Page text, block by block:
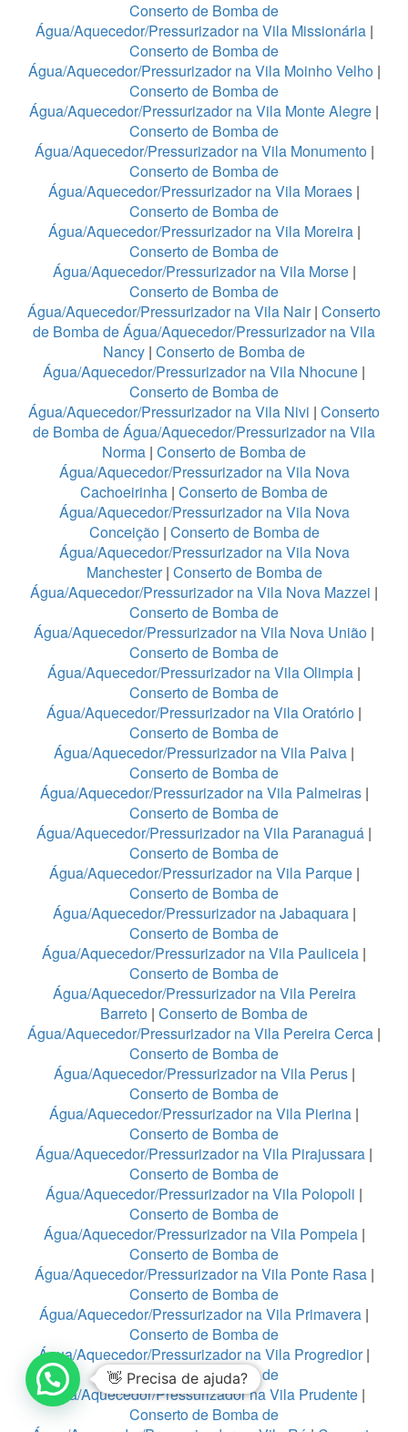
Conserto de Bomba de
Água/Aquecedor/Pressurizador na Vila Missionária|
Conserto de Bomba de
Água/Aquecedor/Pressurizador na Vila Moinho Velho|
Conserto de Bomba de
Água/Aquecedor/Pressurizador na Vila Monte Alegre |
Conserto de Bomba de
Água/Aquecedor/Pressurizador na Vila Monumento|
Conserto de Bomba de
Água/Aquecedor/Pressurizador na Vila Moraes |
Conserto de Bomba de
Água/Aquecedor/Pressurizador na Vila Moreira|
Conserto de Bomba de
Água/Aquecedor/Pressurizador na Vila Morse|
Conserto de Bomba de
Água/Aquecedor/Pressurizador na Vila Nair| Conserto
de Bomba de Água/Aquecedor/Pressurizador na Vila
Nancy | Conserto de Bomba de
Água/Aquecedor/Pressurizador na Vila Nhocune |
Conserto de Bomba de
Água/Aquecedor/Pressurizador na Vila Nivi | Conserto
de Bomba de Água/Aquecedor/Pressurizador na Vila
Norma | Conserto de Bomba de
Água/Aquecedor/Pressurizador na Vila Nova
Cachoeirinha | Conserto de Bomba de
Água/Aquecedor/Pressurizador na Vila Nova
Conceição| Conserto de Bomba de
Água/Aquecedor/Pressurizador na Vila Nova
Manchester| Conserto de Bomba de
Água/Aquecedor/Pressurizador na Vila Nova Mazzei |
Conserto de Bomba de
Água/Aquecedor/Pressurizador na Vila Nova União |
Conserto de Bomba de
Água/Aquecedor/Pressurizador na Vila Olimpia |
Conserto de Bomba de
Água/Aquecedor/Pressurizador na Vila Oratório |
Conserto de Bomba de
Água/Aquecedor/Pressurizador na Vila Paiva |
Conserto de Bomba de
Água/Aquecedor/Pressurizador na Vila Palmeiras|
Conserto de Bomba de
Água/Aquecedor/Pressurizador na Vila Paranaguá |
Conserto de Bomba de
Água/Aquecedor/Pressurizador na Vila Parque|
Conserto de Bomba de
Água/Aquecedor/Pressurizador na Jabaquara|
Conserto de Bomba de
Água/Aquecedor/Pressurizador na Vila Pauliceia |
Conserto de Bomba de
Água/Aquecedor/Pressurizador na Vila Pereira
Barreto | Conserto de Bomba de
Água/Aquecedor/Pressurizador na Vila Pereira Cerca |
Conserto de Bomba de
Água/Aquecedor/Pressurizador na Vila Perus|
Conserto de Bomba de
Água/Aquecedor/Pressurizador na Vila Pierina |
Conserto de Bomba de
Água/Aquecedor/Pressurizador na Vila Pirajussara |
Conserto de Bomba de
Água/Aquecedor/Pressurizador na Vila Polopoli |
Conserto de Bomba de
Água/Aquecedor/Pressurizador na Vila Pompeia|
Conserto de Bomba de
Água/Aquecedor/Pressurizador na Vila Ponte Rasa|
Conserto de Bomba de
Água/Aquecedor/Pressurizador na Vila Primavera |
Conserto de Bomba de
Água/Aquecedor/Pressurizador na Vila Progredior|
Conserto de Bomba de
Água/Aquecedor/Pressurizador na Vila Prudente |
Conserto de Bomba de
👋 Precisa de ajuda?